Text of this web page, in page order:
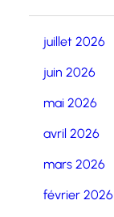
juillet 2026
juin 2026
mai 2026
avril 2026
mars 2026
février 2026